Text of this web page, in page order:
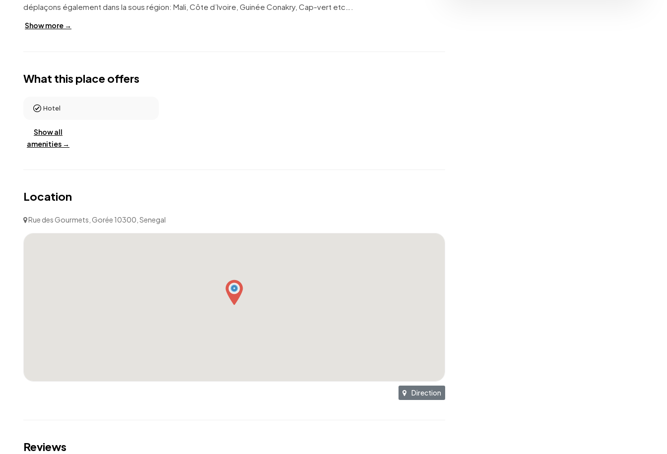
déplaçons également dans la sous région: Mali, Côte d’Ivoire, Guinée Conakry, Cap-vert etc….
Show more →
What this place offers
Hotel
Show all
amenities →
Location
Rue des Gourmets, Gorée 10300, Senegal
Direction
Reviews